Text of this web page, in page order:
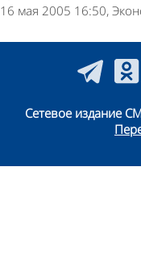
16 мая 2005 16:50
Сетевое издание